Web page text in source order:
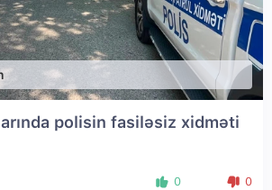
polisin fasiləsiz xidməti
0 0